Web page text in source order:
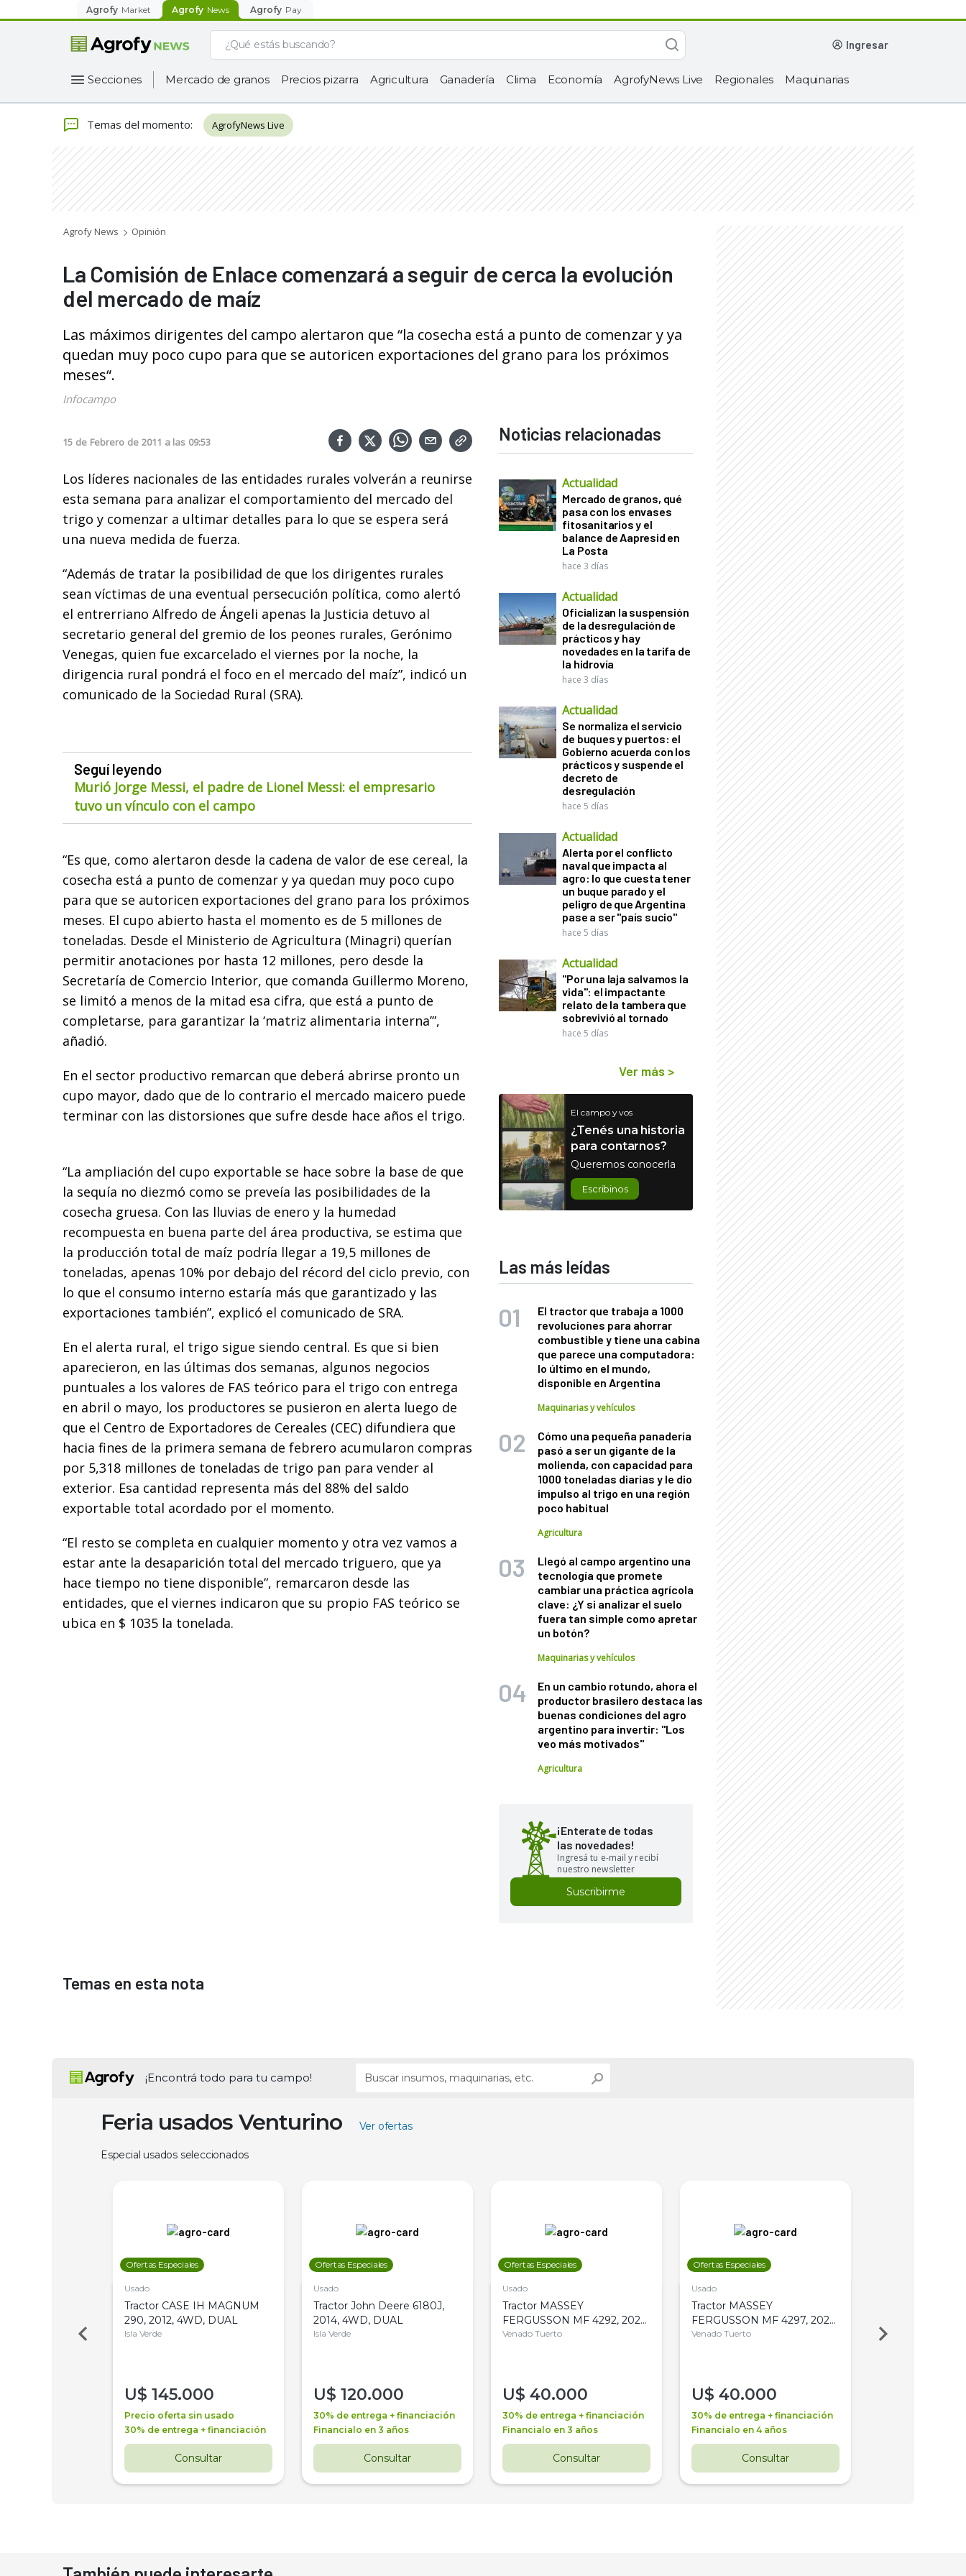
Agrofy Market Agrofy News Agrofy Pay
ingresar
Secciones Mercado de granos Precios pizarra Agricultura Ganadería Clima Economía AgrofyNews Live Regionales Maquinarias
Temas del momento: AgrofyNews Live
Agrofy News Opinión
La Comisión de Enlace comenzará a seguir de cerca la evolución
del mercado de maíz
Las máximos dirigentes del campo alertaron que “la cosecha está a punto de comenzar y ya
quedan muy poco cupo para que se autoricen exportaciones del grano para los próximos
meses“.
Infocampo
15 de Febrero de 2011 a las 09:53
Los líderes nacionales de las entidades rurales volverán a reunirse
esta semana para analizar el comportamiento del mercado del
trigo y comenzar a ultimar detalles para lo que se espera será
una nueva medida de fuerza.
“Además de tratar la posibilidad de que los dirigentes rurales
sean víctimas de una eventual persecución política, como alertó
el entrerriano Alfredo de Ángeli apenas la Justicia detuvo al
secretario general del gremio de los peones rurales, Gerónimo
Venegas, quien fue excarcelado el viernes por la noche, la
dirigencia rural pondrá el foco en el mercado del maíz”, indicó un
comunicado de la Sociedad Rural (SRA).
Seguí leyendo
Murió Jorge Messi, el padre de Lionel Messi: el empresario
tuvo un vínculo con el campo
“Es que, como alertaron desde la cadena de valor de ese cereal, la
cosecha está a punto de comenzar y ya quedan muy poco cupo
para que se autoricen exportaciones del grano para los próximos
meses. El cupo abierto hasta el momento es de 5 millones de
toneladas. Desde el Ministerio de Agricultura (Minagri) querían
permitir anotaciones por hasta 12 millones, pero desde la
Secretaría de Comercio Interior, que comanda Guillermo Moreno,
se limitó a menos de la mitad esa cifra, que está a punto de
completarse, para garantizar la ‘matriz alimentaria interna’”,
añadió.
En el sector productivo remarcan que deberá abrirse pronto un
cupo mayor, dado que de lo contrario el mercado maicero puede
terminar con las distorsiones que sufre desde hace años el trigo.
“La ampliación del cupo exportable se hace sobre la base de que
la sequía no diezmó como se preveía las posibilidades de la
cosecha gruesa. Con las lluvias de enero y la humedad
recompuesta en buena parte del área productiva, se estima que
la producción total de maíz podría llegar a 19,5 millones de
toneladas, apenas 10% por debajo del récord del ciclo previo, con
lo que el consumo interno estaría más que garantizado y las
exportaciones también”, explicó el comunicado de SRA.
En el alerta rural, el trigo sigue siendo central. Es que si bien
aparecieron, en las últimas dos semanas, algunos negocios
puntuales a los valores de FAS teórico para el trigo con entrega
en abril o mayo, los productores se pusieron en alerta luego de
que el Centro de Exportadores de Cereales (CEC) difundiera que
hacia fines de la primera semana de febrero acumularon compras
por 5,318 millones de toneladas de trigo pan para vender al
exterior. Esa cantidad representa más del 88% del saldo
exportable total acordado por el momento.
“El resto se completa en cualquier momento y otra vez vamos a
estar ante la desaparición total del mercado triguero, que ya
hace tiempo no tiene disponible”, remarcaron desde las
entidades, que el viernes indicaron que su propio FAS teórico se
ubica en $ 1035 la tonelada.
Noticias relacionadas
Actualidad
Mercado de granos, qué
pasa con los envases
fitosanitarios y el
balance de Aapresid en
La Posta
hace 3 días
Actualidad
Oficializan la suspensión
de la desregulación de
prácticos y hay
novedades en la tarifa de
la hidrovía
hace 3 días
Actualidad
Se normaliza el servicio
de buques y puertos: el
Gobierno acuerda con los
prácticos y suspende el
decreto de
desregulación
hace 5 días
Actualidad
Alerta por el conflicto
naval que impacta al
agro: lo que cuesta tener
un buque parado y el
peligro de que Argentina
pase a ser "país sucio"
hace 5 días
Actualidad
"Por una laja salvamos la
vida": el impactante
relato de la tambera que
sobrevivió al tornado
hace 5 días
Ver más >
El campo y vos
¿Tenés una historia
para contarnos?
Queremos conocerla
Escribinos
Las más leídas
El tractor que trabaja a 1000
revoluciones para ahorrar
combustible y tiene una cabina
que parece una computadora:
lo último en el mundo,
disponible en Argentina
Maquinarias y vehículos
Cómo una pequeña panadería
pasó a ser un gigante de la
molienda, con capacidad para
1000 toneladas diarias y le dio
impulso al trigo en una región
poco habitual
Agricultura
Llegó al campo argentino una
tecnología que promete
cambiar una práctica agrícola
clave: ¿Y si analizar el suelo
fuera tan simple como apretar
un botón?
Maquinarias y vehículos
En un cambio rotundo, ahora el
productor brasilero destaca las
buenas condiciones del agro
argentino para invertir: "Los
veo más motivados"
Agricultura
¡Enterate de todas
las novedades!
Ingresá tu e-mail y recibí
nuestro newsletter
Suscribirme
Temas en esta nota
¡Encontrá todo para tu campo!
Feria usados Venturino Ver ofertas
Especial usados seleccionados
Ofertas Especiales
Usado
Tractor CASE IH MAGNUM
290, 2012, 4WD, DUAL
Isla Verde
U$ 145.000
Precio oferta sin usado
30% de entrega + financiación
Consultar
Ofertas Especiales
Usado
Tractor John Deere 6180J,
2014, 4WD, DUAL
Isla Verde
U$ 120.000
30% de entrega + financiación
Financialo en 3 años
Consultar
Ofertas Especiales
Usado
Tractor MASSEY
FERGUSSON MF 4292, 2020,
4WD, PATON
Venado Tuerto
U$ 40.000
30% de entrega + financiación
Financialo en 3 años
Consultar
Ofertas Especiales
Usado
Tractor MASSEY
FERGUSSON MF 4297, 2020,
4WD, PATON
Venado Tuerto
U$ 40.000
30% de entrega + financiación
Financialo en 4 años
Consultar
Venado Tuerto